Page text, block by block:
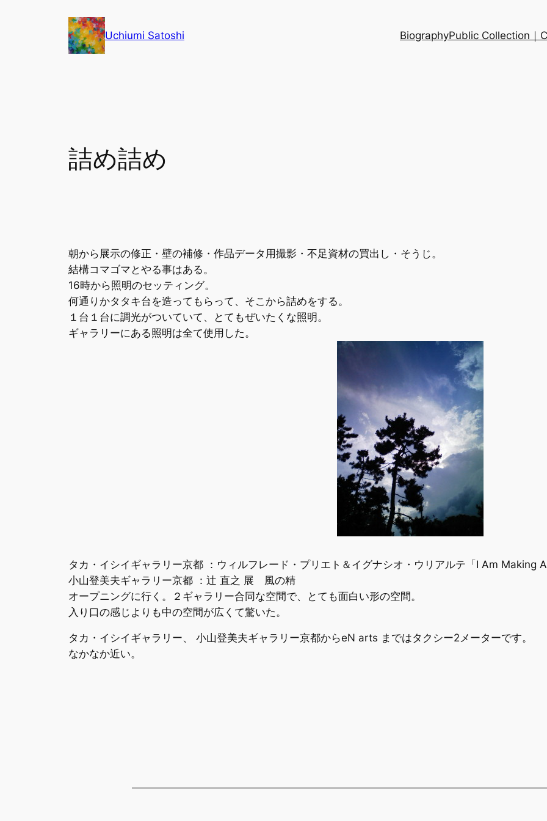
Uchiumi Satoshi BiographyPublic Collection｜
詰め詰め
朝から展示の修正・壁の補修・作品データ用撮影・不足資材の買出し・そうじ。
結構コマゴマとやる事はある。
16時から照明のセッティング。
何通りかタタキ台を造ってもらって、そこから詰めをする。
１台１台に調光がついていて、とてもぜいたくな照明。
ギャラリーにある照明は全て使用した。
タカ・イシイギャラリー京都 ：ウィルフレード・プリエト＆イグナシオ・ウリアルテ「I Am Making
小山登美夫ギャラリー京都 ：辻 直之 展 風の精
オープニングに行く。２ギャラリー合同な空間で、とても面白い形の空間。
入り口の感じよりも中の空間が広くて驚いた。
タカ・イシイギャラリー、 小山登美夫ギャラリー京都からeN arts まではタクシー2メーターです。
なかなか近い。